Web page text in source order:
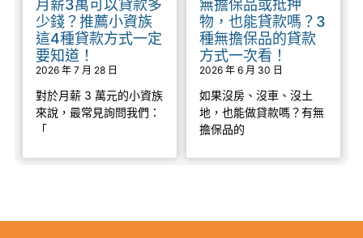
月薪3萬可以貸款多
少錢？推薦小資族
這4種貸款方式一定
要知道！
2026 年 7 月 28 日
對於月薪 3 萬元的小資族
來說，最常見詢問我們：
「
無擔保品或抵押
物，也能貸款嗎？3
種無擔保品的貸款
方式一次看！
2026 年 6 月 30 日
如果沒房、沒車、沒土
地，也能做貸款嗎？有無
擔保品的